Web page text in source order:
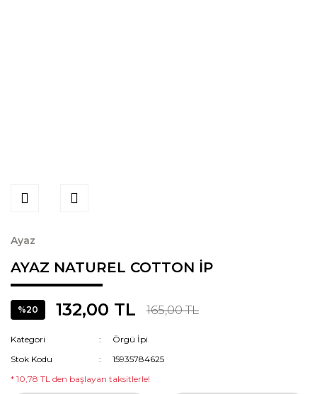
Ayaz
AYAZ NATUREL COTTON İP
%20 132,00 TL 165,00 TL
Kategori
Örgü İpi
Stok Kodu
15935784625
* 10,78 TL den başlayan taksitlerle!